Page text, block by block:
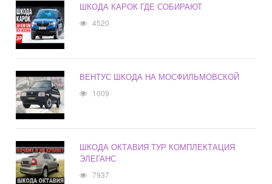
ШКОДА КАРОК ГДЕ СОБИРАЮТ
4520
ВЕНТУС ШКОДА НА МОСФИЛЬМОВСКОЙ
1009
ШКОДА ОКТАВИЯ ТУР КОМПЛЕКТАЦИЯ
ЭЛЕГАНС
7937